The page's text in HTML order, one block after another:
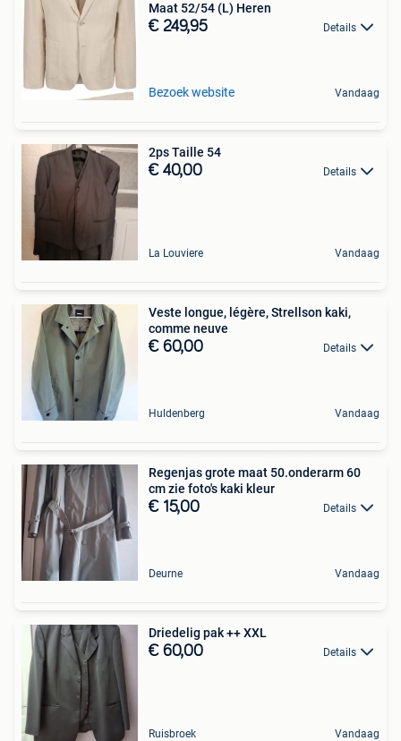
Maat 52/54 (L) Heren
€ 249,95 Details
Bezoek website Vandaag
2ps Taille 54
€ 40,00 Details
La Louviere Vandaag
Veste longue, légère, Strellson kaki,
comme neuve
€ 60,00 Details
Huldenberg Vandaag
Regenjas grote maat 50.onderarm 60
cm zie foto's kaki kleur
€ 15,00 Details
Deurne Vandaag
Driedelig pak ++ XXL
€ 60,00 Details
Ruisbroek Vandaag